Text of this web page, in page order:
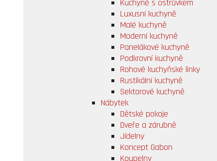
Kuchyně s ostrůvkem
Luxusní kuchyně
Malé kuchyně
Moderní kuchyně
Panelákové kuchyně
Podkrovní kuchyně
Rohové kuchyňské linky
Rustikální kuchyně
Sektorové kuchyně
Nábytek
Dětské pokoje
Dveře a zárubně
Jídelny
Koncept Gabon
Koupelny